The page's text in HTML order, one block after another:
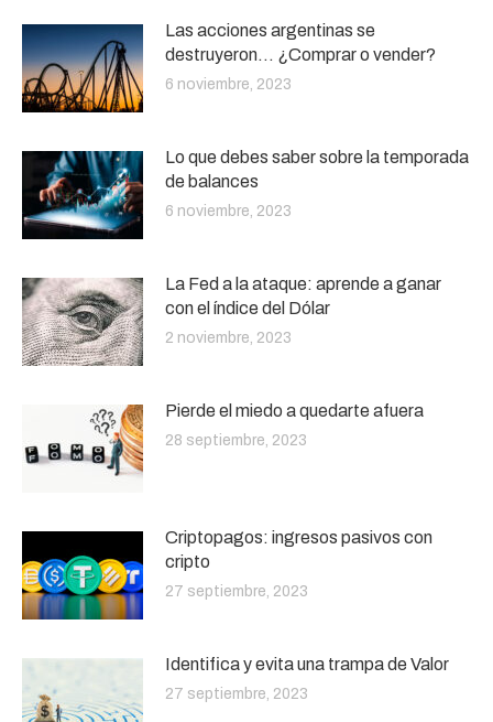
Las acciones argentinas se
destruyeron… ¿Comprar o vender?
6 noviembre, 2023
Lo que debes saber sobre la temporada
de balances
6 noviembre, 2023
La Fed a la ataque: aprende a ganar
con el índice del Dólar
2 noviembre, 2023
Pierde el miedo a quedarte afuera
28 septiembre, 2023
Criptopagos: ingresos pasivos con
cripto
27 septiembre, 2023
Identifica y evita una trampa de Valor
27 septiembre, 2023